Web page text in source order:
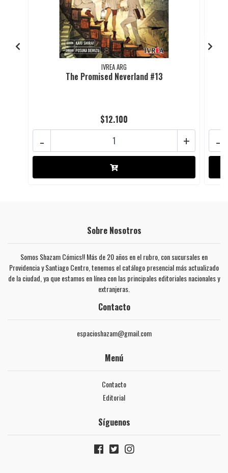
IVREA ARG
The Promised Neverland #13
$12.100
+
- -
Sobre Nosotros
Somos Shazam Cómics!! Más de 20 años en el rubro, con sucursales en
Providencia y Santiago Centro, tenemos el catálogo presencial más actualizado
de la ciudad, ya que estamos en línea con las principales editoriales nacionales y
extranjeras.
Contacto
espacioshazam@gmail.com
Menú
Contacto
Editorial
Síguenos